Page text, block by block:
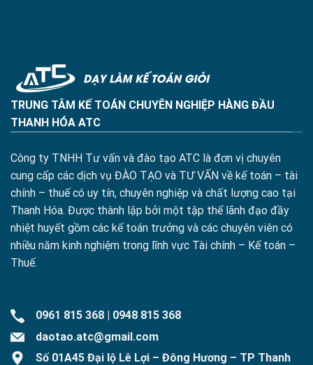
TRUNG TÂM KẾ TOÁN CHUYÊN NGHIỆP HÀNG ĐẦU
THANH HÓA ATC
Công ty TNHH Tư vấn và đào tạo ATC là đơn vị chuyên
cung cấp các dịch vụ ĐÀO TẠO và TƯ VẤN về kế toán – tài
chính – thuế có uy tín, chuyên nghiệp và chất lượng cao tại
Thanh Hóa. Được thành lập bởi một tập thể lãnh đạo đầy
nhiệt huyết gồm các kế toán trưởng và các chuyên viên có
nhiều năm kinh nghiệm trong lĩnh vực Tài chính – Kế toán –
Thuế.
0961 815 368
0948 815 368
daotao.atc@gmail.com
Số 01A45 Đại lộ Lê Lợi – Đông Hương – TP Thanh